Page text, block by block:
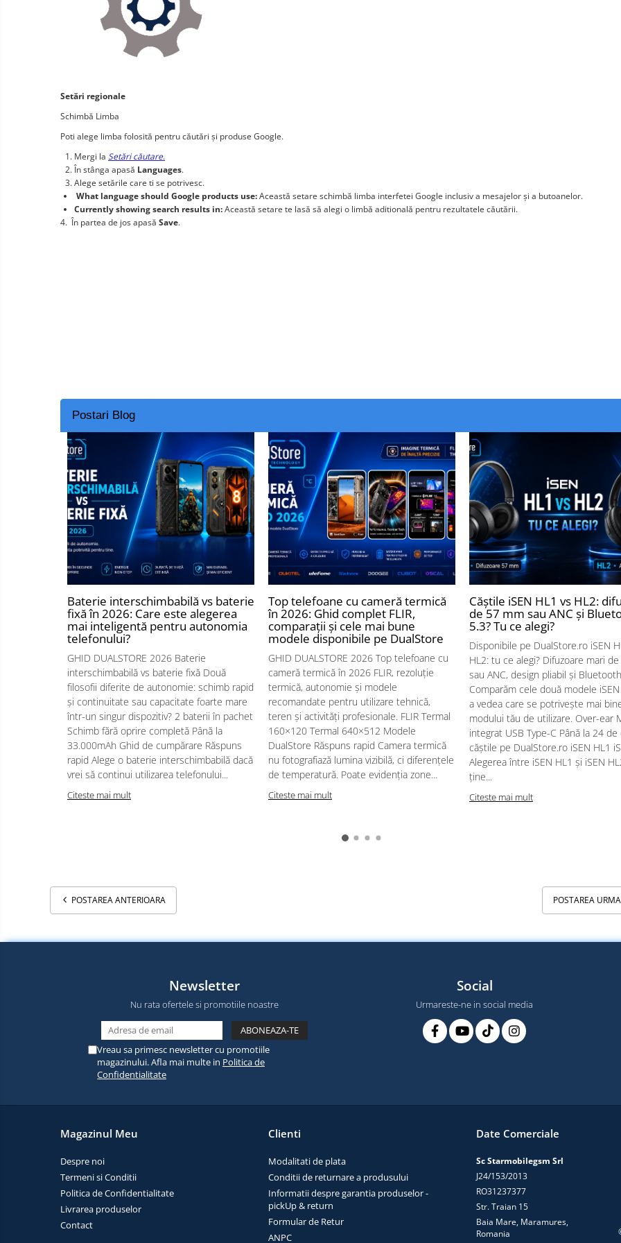
Telefoane mobile Oukitel
Telefoane mobile Ulefone
Telefoane mobile Unihertz
Telefoane mobile OSCAL
Telefoane mobile Lagenio
Telefoane mobile Samsung
Telefoane mobile iSEN
Telefoane mobile F150
Telefoane mobile HUAWEI
Tablete PC
Tablete pc cu proiector video
Tablete rezistente
Tablete pentru copii
Laptop-uri
Monitoare pc
TV si Proiectoare Smart
Camere auto DVR
Oglinzi auto smart cu camera
Mini Video Camera
Accesorii Camere
Supraveghere
Casti Wireless
Casti Profesionale
Ceasuri
si Inele
smart,
fitness
Accesorii Smartwatch
Trotinete
electrice
Piese si accesorii
Baterii externe
Cititoare Cod Bare
Navigații auto dedicate
Power station - Stații de
energie electrică portabile
Panouri solare portabile
Statii incarcare masini
Setări regionale
Schimbă Limba
Poti alege limba folosită pentru căutări și produse Google.
Mergi la Setări căutare.
În stânga apasă Languages.
Alege setările care ti se potrivesc.
What language should Google products use:Această setare schimbă limba interfetei Google inclusiv a mesajelor și a butoanelor.
Currently showing search results in:Această setare te lasă să alegi o limbă aditională pentru rezultatele căutării.
4. În partea de jos apasă Save.
Postari Blog
Baterie interschimbabilă vs baterie
fixă în 2026: Care este alegerea
mai inteligentă pentru autonomia
telefonului?
GHID DUALSTORE 2026 Baterie
interschimbabilă vs baterie fixă Două
filosofii diferite de autonomie: schimb rapid
și continuitate sau capacitate foarte mare
într-un singur dispozitiv? 2 baterii în pachet
Schimb fără oprire completă Până la
33.000mAh Ghid de cumpărare Răspuns
rapid Alege o baterie interschimbabilă dacă
vrei să continui utilizarea telefonului...
Citeste mai mult
Top telefoane cu cameră termică
în 2026: Ghid complet FLIR,
comparații și cele mai bune
modele disponibile pe DualStore
GHID DUALSTORE 2026 Top telefoane cu
cameră termică în 2026 FLIR, rezoluție
termică, autonomie și modele
recomandate pentru utilizare tehnică,
teren și activități profesionale. FLIR Termal
160×120 Termal 640×512 Modele
DualStore Răspuns rapid Camera termică
nu fotografiază lumina vizibilă, ci diferențele
de temperatură. Poate evidenția zone...
Citeste mai mult
Căștile iSEN HL1 vs HL2:
de 57 mm sau ANC și
5.3? Tu ce alegi?
Disponibile pe DualStore.ro iSEN
HL2: tu ce alegi? Difuzoare mari
sau ANC, design pliabil și
Comparăm cele două modele
a vedea care se potrivește mai
modului tău de utilizare. Over-ear
integrat USB Type-C Până la 24 de
căștile pe DualStore.ro iSEN HL1
Alegerea între iSEN HL1 și iSEN
ține...
Citeste mai mult
POSTAREA
POSTAREA ANTERIOARA
Newsletter
Nu rata ofertele si promotiile noastre
Vreau sa primesc newsletter cu promotiile
magazinului. Afla mai multe in Politica de
Confidentialitate
Social
Urmareste-ne in social media
Magazinul Meu
Despre noi
Termeni si Conditii
Politica de Confidentialitate
Livrarea produselor
Contact
Clienti
Modalitati de plata
Conditii de returnare a produsului
Informatii despre garantia produselor -
pickUp & return
Formular de Retur
ANPC
Date Comerciale
Sc Starmobilegsm Srl
J24/153/2013
RO31237377
Str. Traian 15
Baia Mare, Maramures,
Romania